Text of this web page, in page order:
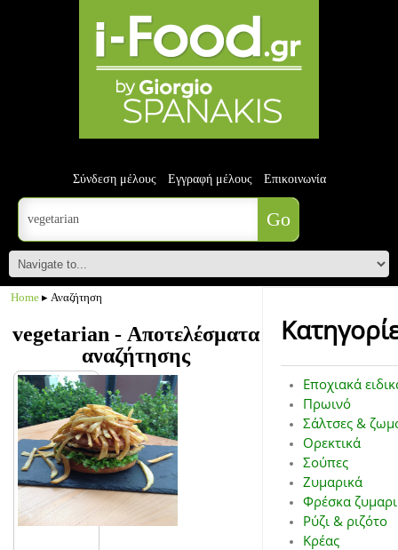
Σύνδεση μέλους Εγγραφή μέλους Επικοινωνία
Home ▸ Αναζήτηση
vegetarian - Αποτελέσματα
αναζήτησης
Εποχιακά
Πρωινό
Σάλτσες &
Ορεκτικά
Σούπες
Ζυμαρικά
Φρέσκα
Ρύζι & ριζότο
Κρέας